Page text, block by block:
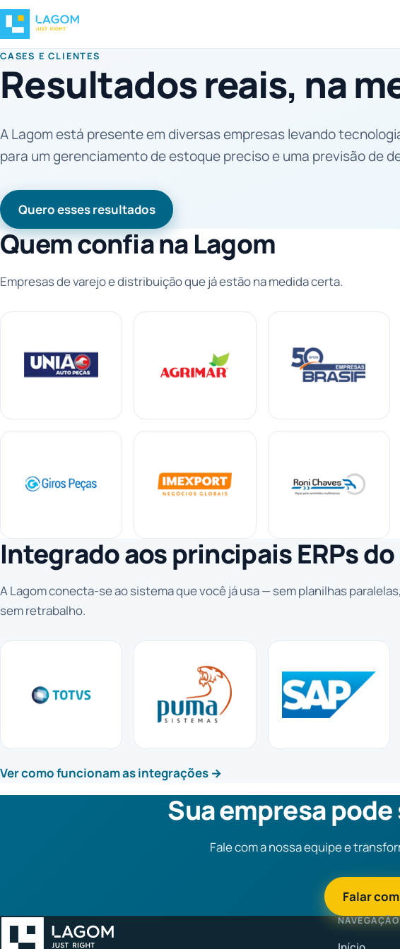
CASES E CLIENTES
Resultados reais, na
A Lagom está presente em diversas empresas levando
para um gerenciamento de estoque preciso e uma previsão de
Quero esses resultados
Quem confia na Lagom
Empresas de varejo e distribuição que já estão na medida certa.
Integrado aos principais ERPs
A Lagom conecta-se ao sistema que você já usa — sem planilhas paralelas,
sem retrabalho.
Ver como funcionam as integrações →
Sua empresa
Fale com a nossa equipe e
Falar
NAVEGAÇÃO